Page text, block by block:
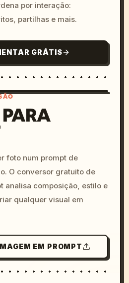
por interação:
partilhas e mais.
GRÁTIS
colors, 8k --v 6.0
foto num prompt de
O conversor gratuito de
analisa composição, estilo e
qualquer visual em
EM PROMPT